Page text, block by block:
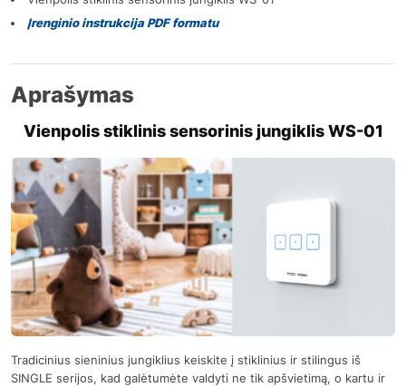
Įrenginio instrukcija PDF formatu
Aprašymas
Vienpolis stiklinis sensorinis jungiklis WS-01
Tradicinius sieninius jungiklius keiskite į stiklinius ir stilingus iš
SINGLE serijos, kad galėtumėte valdyti ne tik apšvietimą, o kartu ir